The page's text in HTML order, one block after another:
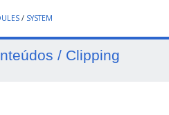
/ SYSTEM
/ Clipping